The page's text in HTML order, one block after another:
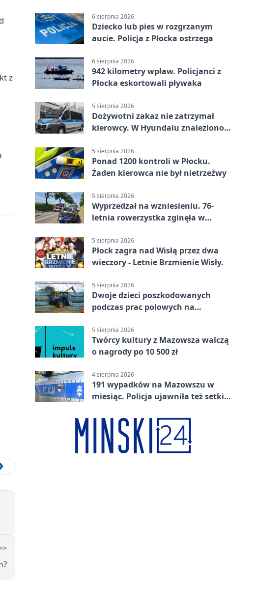
z
6 sierpnia 2026
Dziecko lub pies w rozgrzanym
aucie. Policja z Płocka ostrzega
6 sierpnia 2026
942 kilometry wpław. Policjanci z
Płocka eskortowali pływaka
5 sierpnia 2026
Dożywotni zakaz nie zatrzymał
kierowcy. W Hyundaiu znaleziono
5 sierpnia 2026
Ponad 1200 kontroli w Płocku.
Żaden kierowca nie był nietrzeźwy
5 sierpnia 2026
Wyprzedzał na wzniesieniu. 76-
letnia rowerzystka zginęła w
5 sierpnia 2026
Płock zagra nad Wisłą przez dwa
wieczory - Letnie Brzmienie Wisły.
5 sierpnia 2026
Dwoje dzieci poszkodowanych
podczas prac polowych na
5 sierpnia 2026
Twórcy kultury z Mazowsza walczą
o nagrody po 10 500 zł
4 sierpnia 2026
191 wypadków na Mazowszu w
miesiąc. Policja ujawniła też setki